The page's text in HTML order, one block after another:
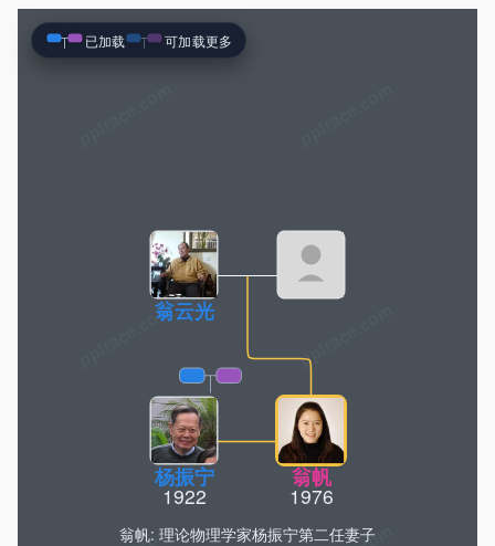
翁帆
1976
翁云光
杨振宁
1922
翁帆: 理论物理学家杨振宁第二任妻子
已加载 可加载更多